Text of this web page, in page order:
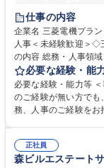
退職金あり
駅近5分以内
土日
仕事の内容
企業名 三菱電機プラントエン
人事＜未経験歓迎＞◇
の内容 総務・人事領
します。 ＜具体的には＞ ・総務/人事労務（給与・社保・勤怠管
・採用・教育研修 ・
採用や教育等の業務
出張もございます。 ※
必要な経験・能
必要な経験・能力等
のご経験が無い方で
務、人事のご経験をお持ちの方（業
正社員
森ビルエステート